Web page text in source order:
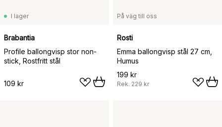
I lager
Brabantia
Profile ballongvisp stor non-
stick, Rostfritt stål
109 kr
På väg till oss
Rosti
Emma ballongvisp stål 27 cm,
Humus
199 kr
Rek. 229 kr